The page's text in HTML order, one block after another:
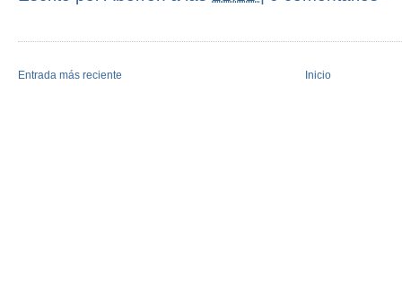
Entrada más reciente Inicio